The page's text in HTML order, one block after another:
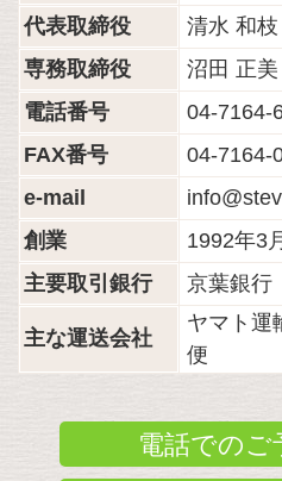
代表取締役
清水 和枝
専務取締役
沼田 正美
電話番号
04-7164-
FAX番号
04-7164-
e-mail
創業
1992年3
主要取引銀行
京葉銀行
主な運送会社
ヤマト運
便
電話でのご